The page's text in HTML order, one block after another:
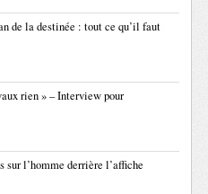
de la destinée : tout ce qu’il faut
rien » – Interview pour
sur l’homme derrière l’affiche